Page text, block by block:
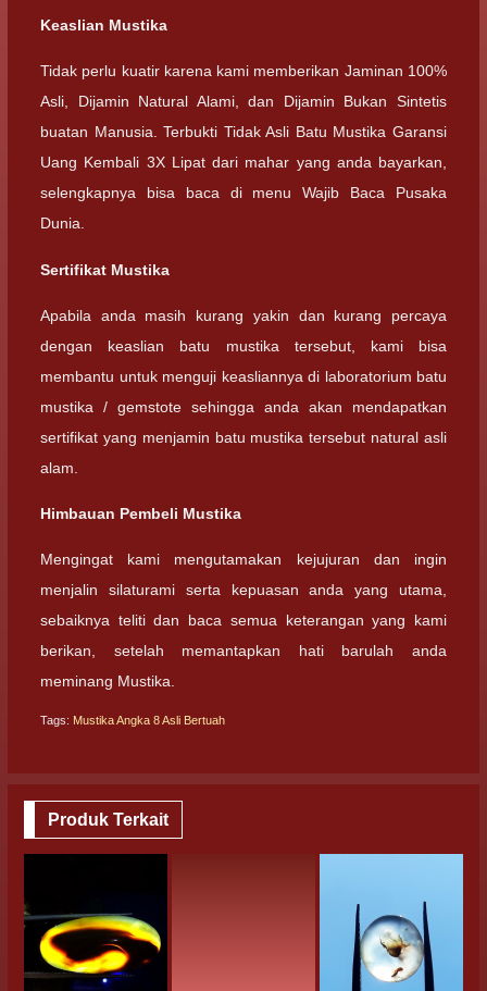
Keaslian Mustika
Tidak perlu kuatir karena kami memberikan Jaminan 100%
Asli, Dijamin Natural Alami, dan Dijamin Bukan Sintetis
buatan Manusia. Terbukti Tidak Asli Batu Mustika Garansi
Uang Kembali 3X Lipat dari mahar yang anda bayarkan,
selengkapnya bisa baca di menu Wajib Baca Pusaka
Dunia.
Sertifikat Mustika
Apabila anda masih kurang yakin dan kurang percaya
dengan keaslian batu mustika tersebut, kami bisa
membantu untuk menguji keasliannya di laboratorium batu
mustika / gemstote sehingga anda akan mendapatkan
sertifikat yang menjamin batu mustika tersebut natural asli
alam.
Himbauan Pembeli Mustika
Mengingat kami mengutamakan kejujuran dan ingin
menjalin silaturami serta kepuasan anda yang utama,
sebaiknya teliti dan baca semua keterangan yang kami
berikan, setelah memantapkan hati barulah anda
meminang Mustika.
Tags: Mustika Angka 8 Asli Bertuah
Produk Terkait